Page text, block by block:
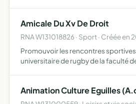
Amicale Du Xv De Droit
RNA W131018826 · Sport · Créée en
Promouvoir les rencontres
universitaire de rugby de la faculté
anciens,…
Animation Culture Eguilles